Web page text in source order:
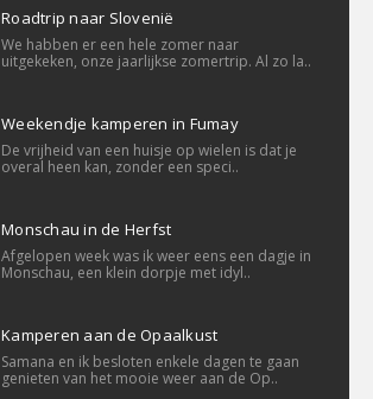
Roadtrip naar Slovenië
We habben er een hele zomer naar
uitgekeken, onze jaarlijkse zomertrip. Al zo la..
Weekendje kamperen in Fumay
De vrijheid van een huisje op wielen is dat je
overal heen kan, zonder een speci..
Monschau in de Herfst
Afgelopen week was ik weer eens een dagje in
Monschau, een klein dorpje met idyl..
Kamperen aan de Opaalkust
Samana en ik besloten enkele dagen te gaan
genieten van het mooie weer aan de Op..